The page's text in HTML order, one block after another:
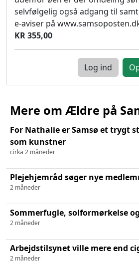
selvfølgelig også adgang til
e-aviser på
KR 355,00
Log ind
Mere om Ældre på
For Nathalie er Samsø et trygt
som kunstner
cirka 2 måneder
Plejehjemråd søger nye
2 måneder
Sommerfugle, solformørkelse
2 måneder
Arbejdstilsynet ville mere end
2 måneder